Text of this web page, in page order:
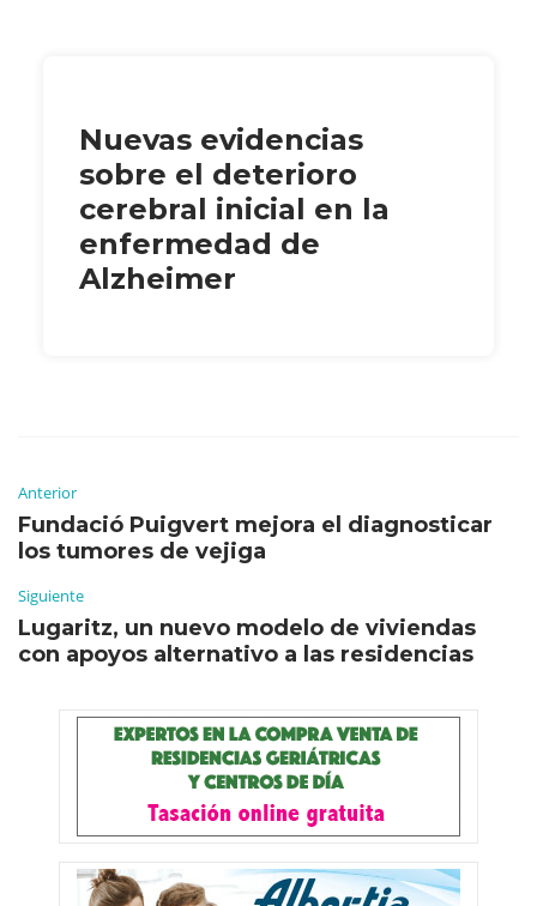
Nuevas evidencias
sobre el deterioro
cerebral inicial en la
enfermedad de
Alzheimer
Anterior
Fundació Puigvert mejora el diagnosticar
los tumores de vejiga
Siguiente
Lugaritz, un nuevo modelo de viviendas
con apoyos alternativo a las residencias